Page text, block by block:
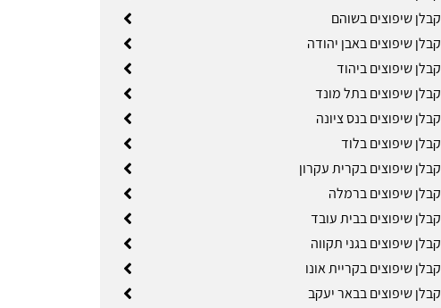
קבלן שיפוצים בשוהם
קבלן שיפוצים באבן יהודה
קבלן שיפוצים ביהוד
קבלן שיפוצים בתל מונד
קבלן שיפוצים בנס ציונה
קבלן שיפוצים בלוד
קבלן שיפוצים בקרית עקרון
קבלן שיפוצים ברמלה
קבלן שיפוצים בבית עובד
קבלן שיפוצים בגני תקווה
קבלן שיפוצים בקריית אונו
קבלן שיפוצים בבאר יעקב